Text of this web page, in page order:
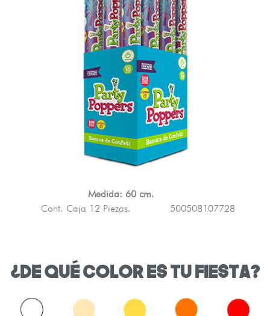
Medida: 60 cm.
Cont. Caja 12 Piezas. 500508107728
¿DE QUÉ COLOR ES TU FIESTA?